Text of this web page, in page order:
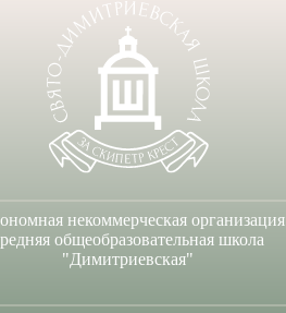
некоммерческая организация
общеобразовательная школа
"Димитриевская"